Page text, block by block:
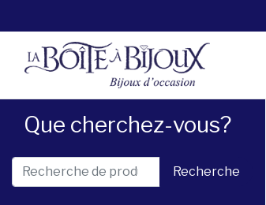
Que cherchez-vous?
Recherche pour : Recherche